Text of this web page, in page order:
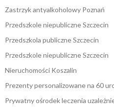
Zastrzyk antyalkoholowy Poznań
Przedszkole niepubliczne Szczecin
Przedszkola publiczne Szczecin
Przedszkole niepubliczne Szczecin
Nieruchomości Koszalin
Prezenty personalizowane na 60
Prywatny ośrodek leczenia